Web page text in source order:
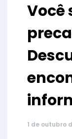
Você
1 de outubro